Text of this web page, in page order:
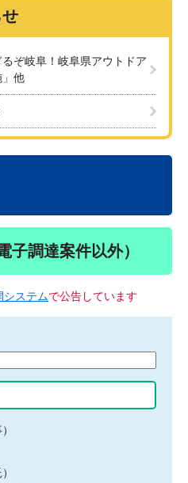
ぞ岐阜！岐阜県アウトドア
」他
子調達案件以外）
システムで公告しています